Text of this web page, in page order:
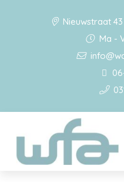
Nieuwstraat
Ma -